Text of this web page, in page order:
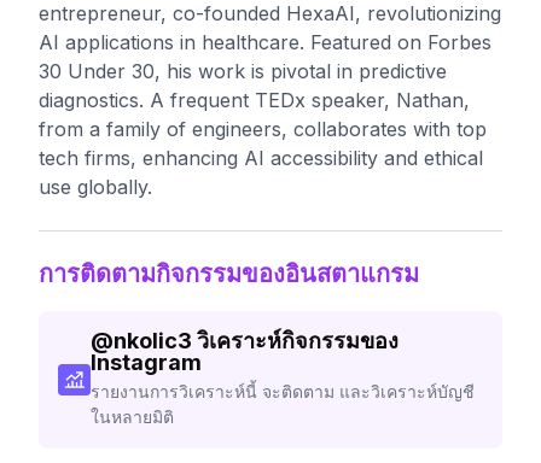
entrepreneur, co-founded HexaAI, revolutionizing
AI applications in healthcare. Featured on Forbes
30 Under 30, his work is pivotal in predictive
diagnostics. A frequent TEDx speaker, Nathan,
from a family of engineers, collaborates with top
tech firms, enhancing AI accessibility and ethical
use globally.
การติดตามกิจกรรมของอินสตาแกรม
@nkolic3 วิเคราะห์กิจกรรมของ
Instagram
รายงานการวิเคราะห์นี้ จะติดตาม และวิเคราะห์บัญชี
ในหลายมิติ